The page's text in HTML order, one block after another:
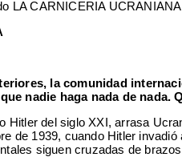
la comunidad
nadie haga nada de
Hitler del siglo XXI, arrasa
de 1939, cuando Hitler
siguen cruzadas de